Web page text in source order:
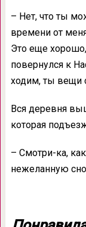
– Нет, что ты
времени от
Это еще
повернулся к
ходим, ты вещи
Вся деревня
которая
– Смотри-ка,
нежеланную